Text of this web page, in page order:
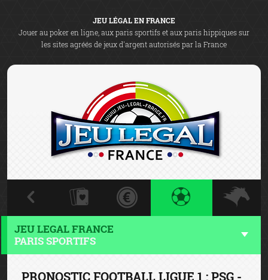
JEU LÉGAL EN FRANCE
Jouer au poker en ligne, aux paris sportifs et aux paris hippiques sur
les sites agréés de jeux d'argent autorisés par la France
JEU LEGAL FRANCE
PARIS SPORTIFS
PRONOSTIC FOOTBALL LIGUE 1 : PSG -